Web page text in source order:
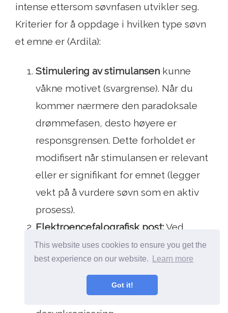
This website uses cookies to ensure you get the
best experience on our website.
Learn more
Got it!
intense ettersom søvnfasen utvikler seg.
Kriterier for å oppdage i hvilken type søvn
et emne er (Ardila):
Stimulering av stimulansen kunne
våkne motivet (svargrense). Når du
kommer nærmere den paradoksale
drømmefasen, desto høyere er
responsgrensen. Dette forholdet er
modifisert når stimulansen er relevant
eller er signifikant for emnet (legger
vekt på å vurdere søvn som en aktiv
prosess).
Elektroencefalografisk post:Ved
langsom søvn er det en viss
synkronisering (lavfrekvens og
høyspentbølger), mens det i den
paradoksale søvfasen er en plutselig